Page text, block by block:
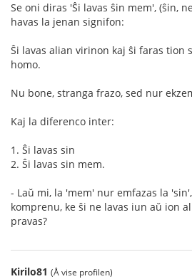
Se oni diras 'Ŝi lavas ŝin mem', (ŝin,
havas la jenan signifon:
Ŝi lavas alian virinon kaj ŝi faras tion
homo.
Nu bone, stranga frazo, sed nur
Kaj la diferenco inter:
1. Ŝi lavas sin
2. Ŝi lavas sin mem.
- Laŭ mi, la 'mem' nur emfazas la
komprenu, ke ŝi ne lavas iun aŭ ion
pravas?
Kirilo81 (Å vise profilen)